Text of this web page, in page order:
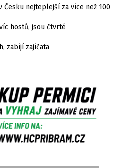
Česku nejteplejší za více než 100
hostů, jsou čtvrté
zabíjí zajíčata